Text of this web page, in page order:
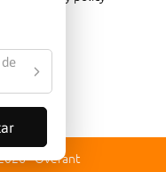
WITH THE
-Overant